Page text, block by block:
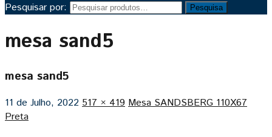
Pesquisar por: Pesquisa
mesa sand5
mesa sand5
11 de Julho, 2022 517 × 419 Mesa SANDSBERG 110X67
Preta